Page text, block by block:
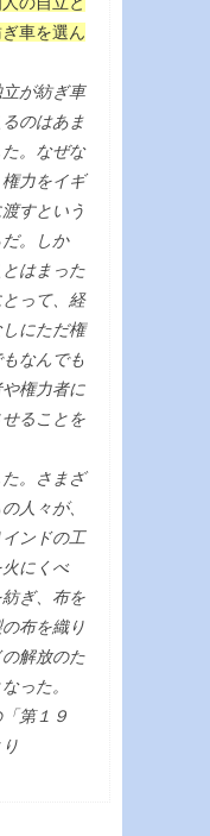
車を選ん
が紡ぎ車
のはあま
。なぜな
力をイギ
すという
。しか
はまった
って、経
にただ権
なんでも
権力者に
ることを
。さまざ
人々が、
ンドの工
にくべ
ぎ、布を
布を織り
解放のた
った。
第１９